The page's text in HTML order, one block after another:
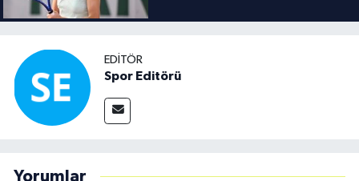
EDITÖR
Spor Editörü
Yorumlar